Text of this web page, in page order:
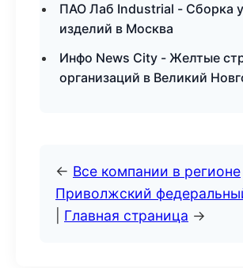
ПАО Лаб Industrial - Сборка
изделий в Москва
Инфо News City - Желтые
организаций в Великий
← Все компании в регионе
Приволжский
Главная страница →